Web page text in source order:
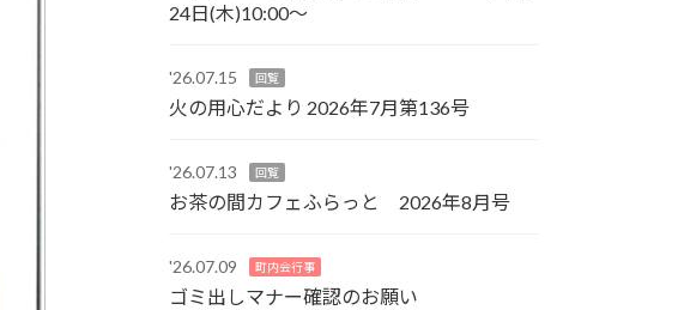
24日(木)10:00～
'26.07.15 回覧
火の用心だより 2026年7月第136号
'26.07.13 回覧
お茶の間カフェふらっと 2026年8月号
'26.07.09 町内会行事
ゴミ出しマナー確認のお願い